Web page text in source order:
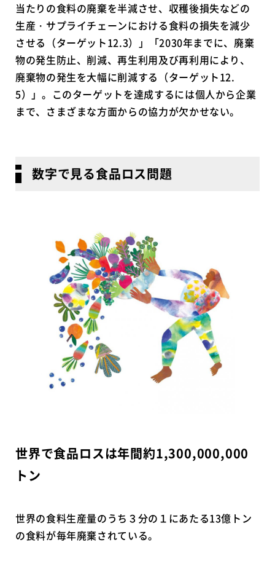
当たりの食料の廃棄を半減させ、収穫後損失などの
生産・サプライチェーンにおける食料の損失を減少
させる（ターゲット12.3）」「2030年までに、廃棄
物の発生防止、削減、再生利用及び再利用により、
廃棄物の発生を大幅に削減する（ターゲット12.
5）」。このターゲットを達成するには個人から企業
まで、さまざまな方面からの協力が欠かせない。
数字で見る食品ロス問題
世界で食品ロスは年間約1,300,000,000
トン
世界の食料生産量のうち３分の１にあたる13億トン
の食料が毎年廃棄されている。